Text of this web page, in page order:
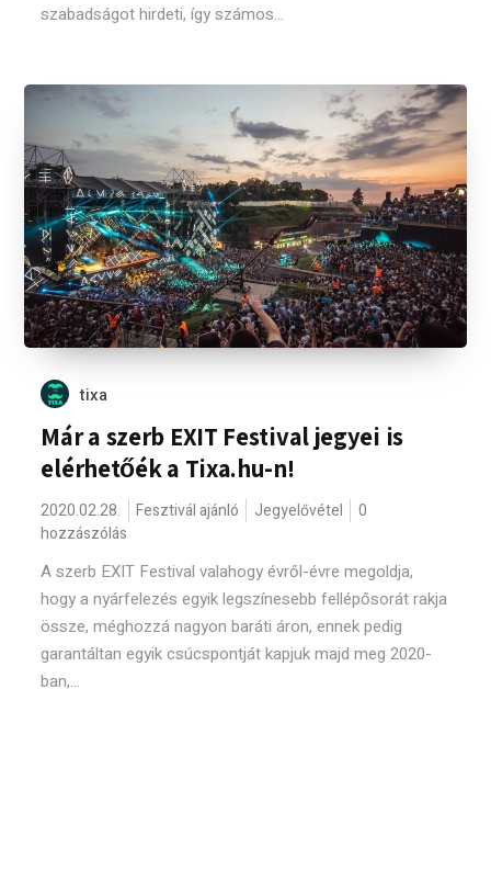
szabadságot hirdeti, így számos...
tixa
Már a szerb EXIT Festival jegyei is
elérhetőék a Tixa.hu-n!
2020.02.28. Fesztivál ajánló Jegyelővétel
0
hozzászólás
A szerb EXIT Festival valahogy évről-évre megoldja,
hogy a nyárfelezés egyik legszínesebb fellépősorát rakja
össze, méghozzá nagyon baráti áron, ennek pedig
garantáltan egyik csúcspontját kapjuk majd meg 2020-
ban,...